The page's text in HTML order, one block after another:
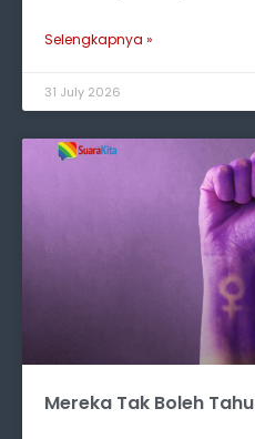
Selengkapnya »
31 July 2026
Mereka Tak Boleh Tahu